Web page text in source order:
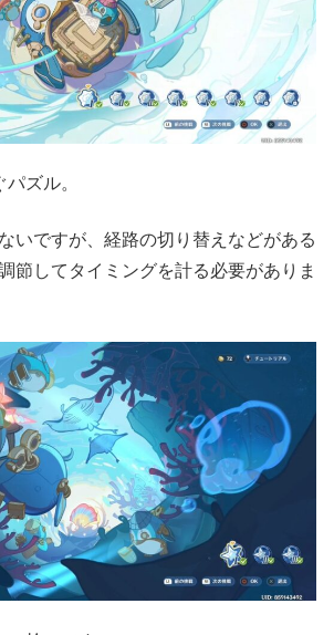
ズル。
いですが、経路の切り替えなどがある
節してタイミングを計る必要がありま